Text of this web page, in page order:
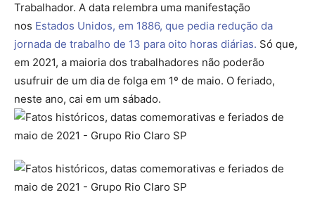
Trabalhador. A data relembra uma manifestação
nos Estados Unidos, em 1886, que pedia redução da
jornada de trabalho de 13 para oito horas diárias. Só que,
em 2021, a maioria dos trabalhadores não poderão
usufruir de um dia de folga em 1º de maio. O feriado,
neste ano, cai em um sábado.